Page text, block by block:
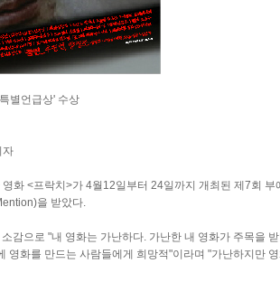
별언급상' 수상
화 <프락치>가 4월12일부터 24일까지 개최된 제7회 부
을 받았다.
감으로 "내 영화는 가난하다. 가난한 내 영화가 주목을
영화를 만드는 사람들에게 희망적"이라며 "가난하지만